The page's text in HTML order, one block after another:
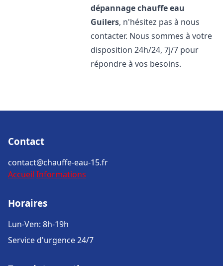
dépannage chauffe eau
Guilers, n'hésitez pas à nous
contacter. Nous sommes à votre
disposition 24h/24, 7j/7 pour
répondre à vos besoins.
Contact
contact@chauffe-eau-15.fr
Accueil Informations
Horaires
Lun-Ven: 8h-19h
Service d'urgence 24/7